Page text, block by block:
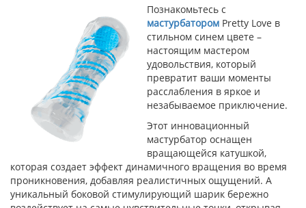
Познакомьтесь с
мастурбатором Pretty Love в
стильном синем цвете –
настоящим мастером
удовольствия, который
превратит ваши моменты
расслабления в яркое и
незабываемое приключение.
Этот инновационный
мастурбатор оснащен
вращающейся катушкой,
которая создает эффект динамичного вращения во время
проникновения, добавляя реалистичных ощущений. А
уникальный боковой стимулирующий шарик бережно